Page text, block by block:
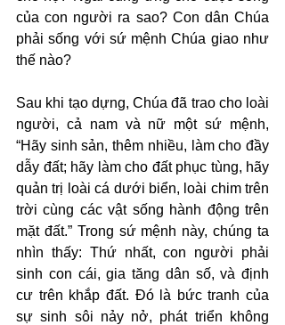
của con người ra sao? Con dân Chúa
phải sống với sứ mệnh Chúa giao như
thế nào?
Sau khi tạo dựng, Chúa đã trao cho loài
người, cả nam và nữ một sứ mệnh,
“Hãy sinh sản, thêm nhiều, làm cho đầy
dẫy đất; hãy làm cho đất phục tùng, hãy
quản trị loài cá dưới biển, loài chim trên
trời cùng các vật sống hành động trên
mặt đất.” Trong sứ mệnh này, chúng ta
nhìn thấy: Thứ nhất, con người phải
sinh con cái, gia tăng dân số, và định
cư trên khắp đất. Đó là bức tranh của
sự sinh sôi nảy nở, phát triển không